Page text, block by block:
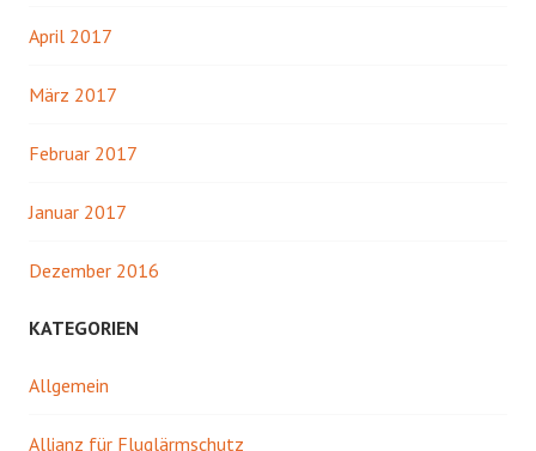
April 2017
März 2017
Februar 2017
Januar 2017
Dezember 2016
KATEGORIEN
Allgemein
Allianz für Fluglärmschutz